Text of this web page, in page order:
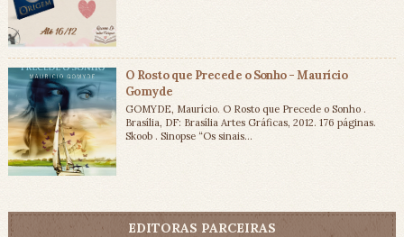
O Rosto que Precede o Sonho - Maurício
Gomyde
GOMYDE, Maurício. O Rosto que Precede o Sonho .
Brasília, DF: Brasília Artes Gráficas, 2012. 176 páginas.
Skoob . Sinopse “Os sinais...
EDITORAS PARCEIRAS